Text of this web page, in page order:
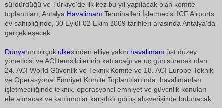
sürdürdüğü ve Türkiye'de ilk kez bu yıl yapılacak olan komite
toplantıları, Antalya Havalimanı Terminalleri İşletmecisi ICF Airports
ev sahipliğinde, 30 Eylül-02 Ekim 2009 tarihleri arasında Antalya'da
gerçekleşecek.
Dünyanın birçok ülkesinden elliye yakın havalimanı üst düzey
yöneticisi ve ACI temsilcilerinin katılacağı ve üç gün sürecek olan
24. ACI World Güvenlik ve Teknik Komite ve 18. ACI Europe Teknik
ve Operasyonal Emniyet Komite Toplantıları'nda, havalimanları
işletmeciliğinde teknik, operasyonel emniyet ve güvenlik konuları
ele alınacak ve katılımcılar karşılıklı görüş alışverişinde bulunacak.